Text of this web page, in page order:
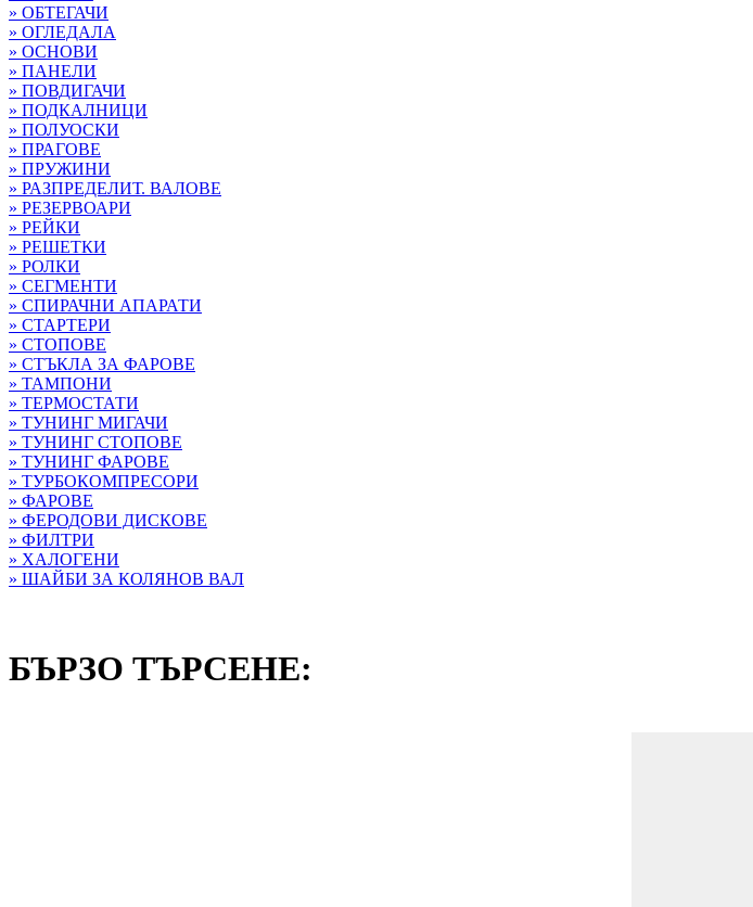
» ОБТЕГАЧИ
» ОГЛЕДАЛА
» ОСНОВИ
» ПАНЕЛИ
» ПОВДИГАЧИ
» ПОДКАЛНИЦИ
» ПОЛУОСКИ
» ПРАГОВЕ
» ПРУЖИНИ
» РАЗПРЕДЕЛИТ. ВАЛОВЕ
» РЕЗЕРВОАРИ
» РЕЙКИ
» РЕШЕТКИ
» РОЛКИ
» СЕГМЕНТИ
» СПИРАЧНИ АПАРАТИ
» СТАРТЕРИ
» СТОПОВЕ
» СТЪКЛА ЗА ФАРОВЕ
» ТАМПОНИ
» ТЕРМОСТАТИ
» ТУНИНГ МИГАЧИ
» ТУНИНГ СТОПОВЕ
» ТУНИНГ ФАРОВЕ
» ТУРБОКОМПРЕСОРИ
» ФАРОВЕ
» ФЕРОДОВИ ДИСКОВЕ
» ФИЛТРИ
» ХАЛОГЕНИ
» ШАЙБИ ЗА КОЛЯНОВ ВАЛ
БЪРЗО ТЪРСЕНE: